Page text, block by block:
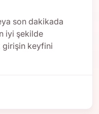
son dakikada
iyi şekilde
girişin keyfini